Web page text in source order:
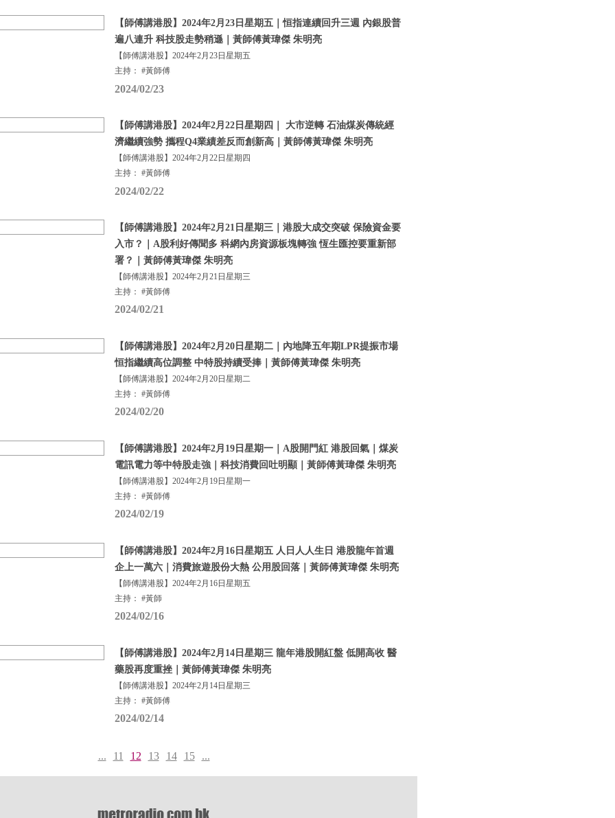
【師傅講港股】2024年2月23日星期五｜恒指連續回升三週 內銀股普
遍八連升 科技股走勢稍遜｜黃師傅黃瑋傑 朱明亮
【師傅講港股】2024年2月23日星期五
主持： #黃師傅
2024/02/23
【師傅講港股】2024年2月22日星期四｜ 大市逆轉 石油煤炭傳統經
濟繼續強勢 攜程Q4業績差反而創新高｜黃師傅黃瑋傑 朱明亮
【師傅講港股】2024年2月22日星期四
主持： #黃師傅
2024/02/22
【師傅講港股】2024年2月21日星期三｜港股大成交突破 保險資金要
入市？｜A股利好傳聞多 科網內房資源板塊轉強 恆生匯控要重新部
署？｜黃師傅黃瑋傑 朱明亮
【師傅講港股】2024年2月21日星期三
主持： #黃師傅
2024/02/21
【師傅講港股】2024年2月20日星期二｜內地降五年期LPR提振市場
恒指繼續高位調整 中特股持續受捧｜黃師傅黃瑋傑 朱明亮
【師傅講港股】2024年2月20日星期二
主持： #黃師傅
2024/02/20
【師傅講港股】2024年2月19日星期一｜A股開門紅 港股回氣｜煤炭
電訊電力等中特股走強｜科技消費回吐明顯｜黃師傅黃瑋傑 朱明亮
【師傅講港股】2024年2月19日星期一
主持： #黃師傅
2024/02/19
【師傅講港股】2024年2月16日星期五 人日人人生日 港股龍年首週
企上一萬六｜消費旅遊股份大熱 公用股回落｜黃師傅黃瑋傑 朱明亮
【師傅講港股】2024年2月16日星期五
主持： #黃師
2024/02/16
【師傅講港股】2024年2月14日星期三 龍年港股開紅盤 低開高收 醫
藥股再度重挫｜黃師傅黃瑋傑 朱明亮
【師傅講港股】2024年2月14日星期三
主持： #黃師傅
2024/02/14
... 11 12 13 14 15 ...